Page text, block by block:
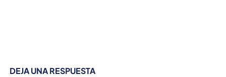
DEJA UNA RESPUESTA